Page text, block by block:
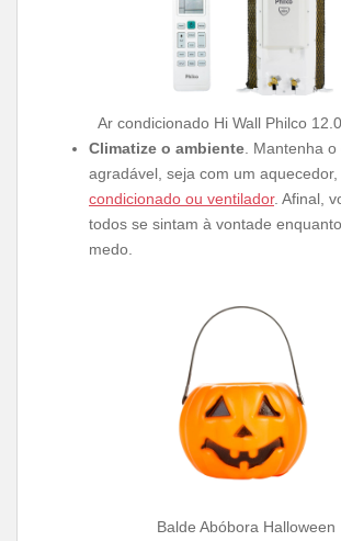
Ar condicionado Hi Wall Philco
Climatize o ambiente . Mantenha
agradável, seja com um aquecedor,
condicionado ou ventilador. Afinal,
todos se sintam à vontade
medo.
Balde Abóbora Halloween